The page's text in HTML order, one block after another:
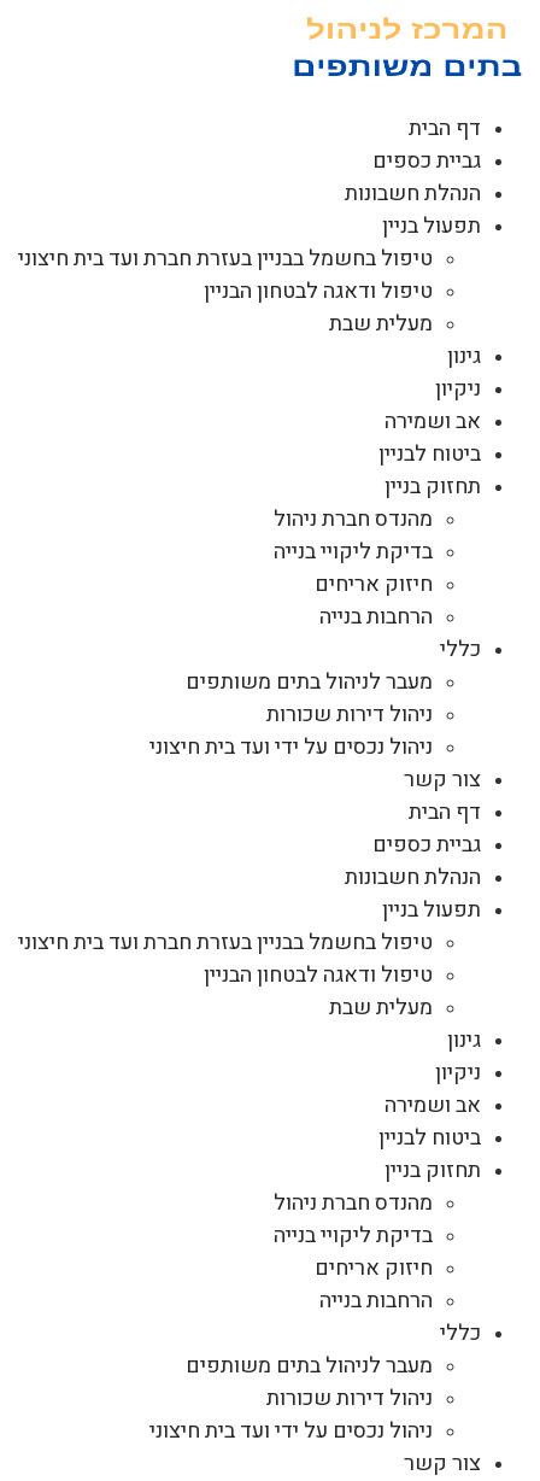
דף הבית
גביית כספים
הנהלת חשבונות
תפעול בניין
טיפול בחשמל בבניין בעזרת חברת ועד בית חיצוני
טיפול ודאגה לבטחון הבניין
מעלית שבת
גינון
ניקיון
אב ושמירה
ביטוח לבניין
תחזוק בניין
מהנדס חברת ניהול
בדיקת ליקויי בנייה
חיזוק אריחים
הרחבות בנייה
כללי
מעבר לניהול בתים משותפים
ניהול דירות שכורות
ניהול נכסים על ידי ועד בית חיצוני
צור קשר
דף הבית
גביית כספים
הנהלת חשבונות
תפעול בניין
טיפול בחשמל בבניין בעזרת חברת ועד בית חיצוני
טיפול ודאגה לבטחון הבניין
מעלית שבת
גינון
ניקיון
אב ושמירה
ביטוח לבניין
תחזוק בניין
מהנדס חברת ניהול
בדיקת ליקויי בנייה
חיזוק אריחים
הרחבות בנייה
כללי
מעבר לניהול בתים משותפים
ניהול דירות שכורות
ניהול נכסים על ידי ועד בית חיצוני
צור קשר